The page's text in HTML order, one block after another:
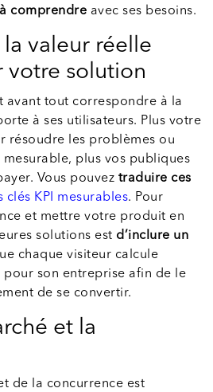
comprendre avec ses besoins.
valeur réelle
votre solution
avant tout correspondre à la
à ses utilisateurs. Plus votre
résoudre les problèmes ou
plus vos publiques
Vous pouvez traduire ces
clés KPI mesurables. Pour
et mettre votre produit en
solutions est d’inclure un
chaque visiteur calcule
pour son entreprise afin de le
de se convertir.
et la
de la concurrence est